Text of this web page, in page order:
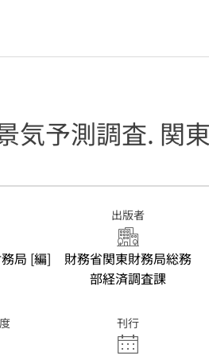
気予測調査. 関
局 [編]
出版者
財務省関東財務局総務
部経済調査課
刊行